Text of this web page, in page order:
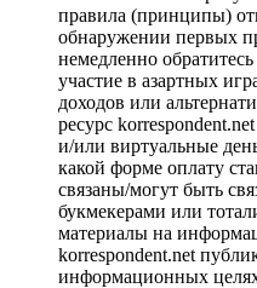
правила (принципы)
обнаружении первых
немедленно
участие в азартных
доходов или
ресурс
и/или виртуальные
какой форме оплату
связаны/могут быть
букмекерами или
материалы на
korrespondent.net
информационных